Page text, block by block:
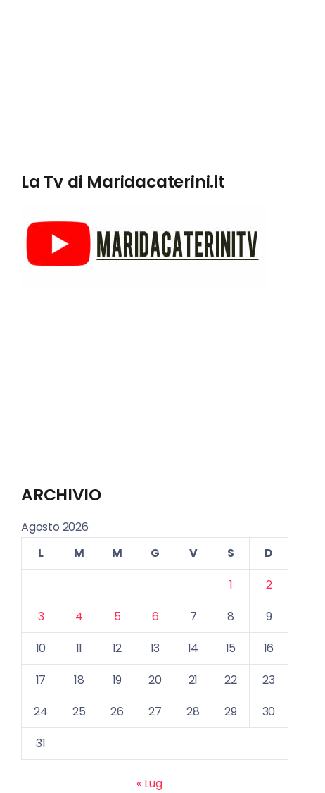
La Tv di Maridacaterini.it
ARCHIVIO
Agosto 2026
L
M M G V S
D
1
2
3
4 5 6 7 8
9
10
11 12 13 14 15
16
17
18 19 20 21 22
23
24
25 26 27 28 29
30
31
« Lug